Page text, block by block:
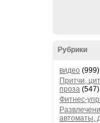
Рубрики
видео (999)
Притчи,
проза (547)
Фитнес-
автоматы,